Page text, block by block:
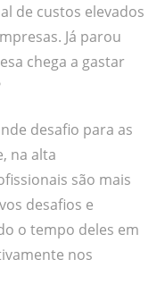
de custos elevados
Já parou
chega a gastar
desafio para as
na alta
são mais
desafios e
o tempo deles em
nos